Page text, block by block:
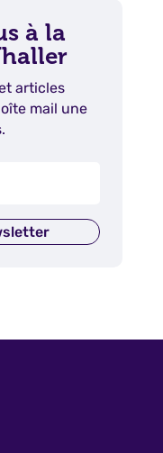
à la
articles
mail une